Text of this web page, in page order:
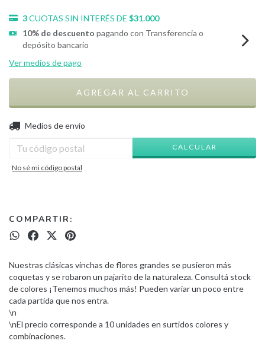
3CUOTAS SIN INTERÉS DE $31.000
10% de descuento pagando con Transferencia o
depósito bancario
Ver medios de pago
Entregas para el CP:
Medios de envío
CALCULAR
No sé mi código postal
COMPARTIR:
Nuestras clásicas vinchas de flores grandes se pusieron más
coquetas y se robaron un pajarito de la naturaleza. Consultá stock
de colores ¡Tenemos muchos más! Pueden variar un poco entre
cada partida que nos entra.
\n
\nEl precio corresponde a 10 unidades en surtidos colores y
combinaciones.